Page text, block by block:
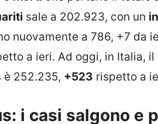
sale a 202.923, con un
nuovamente a 786, +7 da
a ieri. Ad oggi, in Italia,
252.235, +523 rispetto a
i casi salgono e